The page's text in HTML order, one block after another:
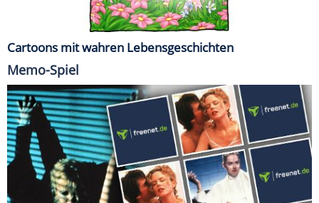
Cartoons mit wahren Lebensgeschichten
Memo-Spiel